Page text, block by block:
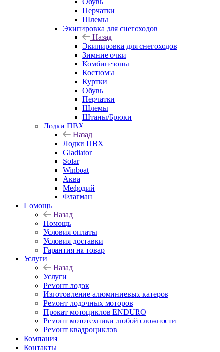
Обувь
Перчатки
Шлемы
Экипировка для снегоходов
Назад
Экипировка для снегоходов
Зимние очки
Комбинезоны
Костюмы
Куртки
Обувь
Перчатки
Шлемы
Штаны/Брюки
Лодки ПВХ
Назад
Лодки ПВХ
Gladiator
Solar
Winboat
Аква
Мефодий
Флагман
Помощь
Назад
Помощь
Условия оплаты
Условия доставки
Гарантия на товар
Услуги
Назад
Услуги
Ремонт лодок
Изготовление алюминиевых катеров
Ремонт лодочных моторов
Прокат мотоциклов ENDURO
Ремонт мототехники любой сложности
Ремонт квадроциклов
Компания
Контакты